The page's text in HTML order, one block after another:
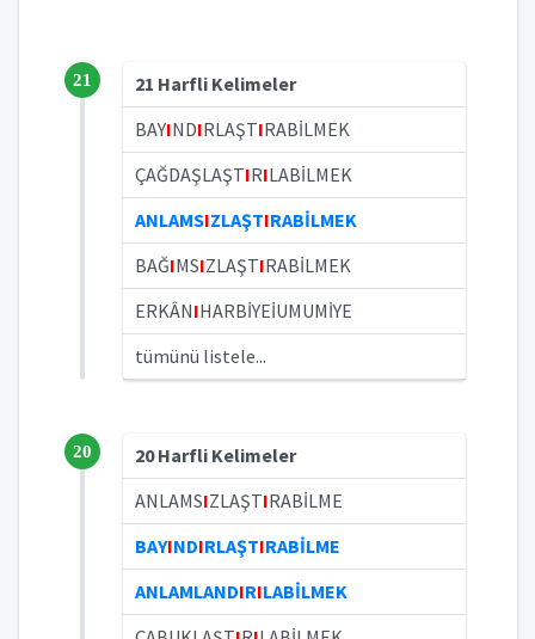
21
21 Harfli Kelimeler
BAYINDIRLAŞTIRABİLMEK
ÇAĞDAŞLAŞTIRILABİLMEK
ANLAMSIZLAŞTIRABİLMEK
BAĞIMSIZLAŞTIRABİLMEK
ERKÂNIHARBİYEİUMUMİYE
tümünü listele...
20
20 Harfli Kelimeler
ANLAMSIZLAŞTIRABİLME
BAYINDIRLAŞTIRABİLME
ANLAMLANDIRILABİLMEK